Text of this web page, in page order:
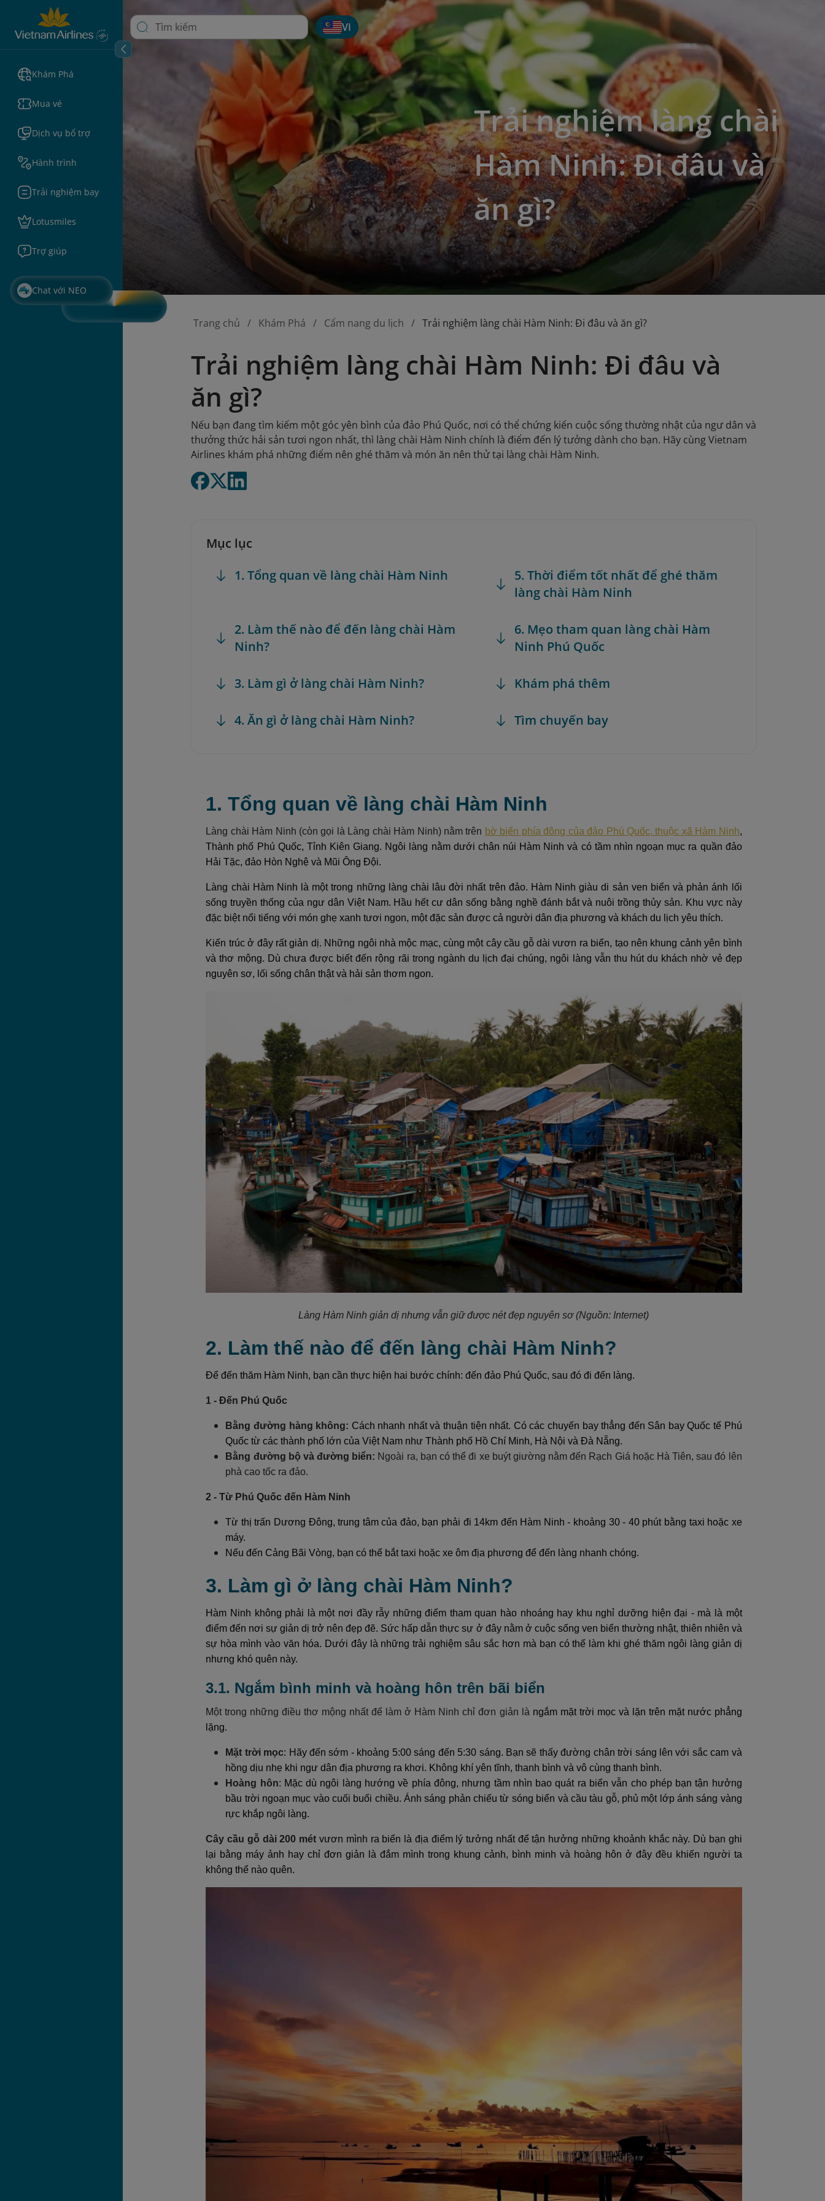
Khám Phá
Mua vé
Dịch vụ bổ trợ
Hành trình
Trải nghiệm bay
Lotusmiles
Trợ giúp
Chat với NEO
VI
Trải nghiệm làng chài
Hàm Ninh: Đi đâu và
ăn gì?
Trang chủ Khám Phá Cẩm nang du lịch Trải nghiệm làng chài Hàm Ninh: Đi đâu và ăn gì?
Trải nghiệm làng chài Hàm Ninh: Đi đâu và
ăn gì?
Nếu bạn đang tìm kiếm một góc yên bình của đảo Phú Quốc, nơi có thể chứng kiến cuộc sống thường nhật của ngư dân và
thưởng thức hải sản tươi ngon nhất, thì làng chài Hàm Ninh chính là điểm đến lý tưởng dành cho bạn. Hãy cùng Vietnam
Airlines khám phá những điểm nên ghé thăm và món ăn nên thử tại làng chài Hàm Ninh.
Mục lục
1. Tổng quan về làng chài Hàm Ninh
2. Làm thế nào để đến làng chài Hàm
Ninh?
3. Làm gì ở làng chài Hàm Ninh?
4. Ăn gì ở làng chài Hàm Ninh?
5. Thời điểm tốt nhất để ghé thăm
làng chài Hàm Ninh
6. Mẹo tham quan làng chài Hàm
Ninh Phú Quốc
Khám phá thêm
Tìm chuyến bay
1. Tổng quan về làng chài Hàm Ninh
Làng chài Hàm Ninh (còn gọi là Làng chài Hàm Ninh) nằm trên bờ biển phía đông của đảo Phú Quốc, thuộc xã Hàm Ninh,
Thành phố Phú Quốc, Tỉnh Kiên Giang. Ngôi làng nằm dưới chân núi Hàm Ninh và có tầm nhìn ngoạn mục ra quần đảo
Hải Tặc, đảo Hòn Nghệ và Mũi Ông Đội.
Làng chài Hàm Ninh là một trong những làng chài lâu đời nhất trên đảo. Hàm Ninh giàu di sản ven biển và phản ánh lối
sống truyền thống của ngư dân Việt Nam. Hầu hết cư dân sống bằng nghề đánh bắt và nuôi trồng thủy sản. Khu vực này
đặc biệt nổi tiếng với món ghẹ xanh tươi ngon, một đặc sản được cả người dân địa phương và khách du lịch yêu thích.
Kiến trúc ở đây rất giản dị. Những ngôi nhà mộc mạc, cùng một cây cầu gỗ dài vươn ra biển, tạo nên khung cảnh yên bình
và thơ mộng. Dù chưa được biết đến rộng rãi trong ngành du lịch đại chúng, ngôi làng vẫn thu hút du khách nhờ vẻ đẹp
nguyên sơ, lối sống chân thật và hải sản thơm ngon.
Làng Hàm Ninh giản dị nhưng vẫn giữ được nét đẹp nguyên sơ (Nguồn: Internet)
2. Làm thế nào để đến làng chài Hàm Ninh?
Để đến thăm Hàm Ninh, bạn cần thực hiện hai bước chính: đến đảo Phú Quốc, sau đó đi đến làng.
1 - Đến Phú Quốc
Bằng đường hàng không: Cách nhanh nhất và thuận tiện nhất. Có các chuyến bay thẳng đến Sân bay Quốc tế Phú
Quốc từ các thành phố lớn của Việt Nam như Thành phố Hồ Chí Minh, Hà Nội và Đà Nẵng.
Bằng đường bộ và đường biển: Ngoài ra, bạn có thể đi xe buýt giường nằm đến Rạch Giá hoặc Hà Tiên, sau đó lên
phà cao tốc ra đảo.
2 - Từ Phú Quốc đến Hàm Ninh
Từ thị trấn Dương Đông, trung tâm của đảo, bạn phải đi 14km đến Hàm Ninh - khoảng 30 - 40 phút bằng taxi hoặc xe
máy.
Nếu đến Cảng Bãi Vòng, bạn có thể bắt taxi hoặc xe ôm địa phương để đến làng nhanh chóng.
3. Làm gì ở làng chài Hàm Ninh?
Hàm Ninh không phải là một nơi đầy rẫy những điểm tham quan hào nhoáng hay khu nghỉ dưỡng hiện đại - mà là một
điểm đến nơi sự giản dị trở nên đẹp đẽ. Sức hấp dẫn thực sự ở đây nằm ở cuộc sống ven biển thường nhật, thiên nhiên và
sự hòa mình vào văn hóa. Dưới đây là những trải nghiệm sâu sắc hơn mà bạn có thể làm khi ghé thăm ngôi làng giản dị
nhưng khó quên này.
3.1. Ngắm bình minh và hoàng hôn trên bãi biển
Một trong những điều thơ mộng nhất để làm ở Hàm Ninh chỉ đơn giản là ngắm mặt trời mọc và lặn trên mặt nước phẳng
lặng.
Mặt trời mọc: Hãy đến sớm - khoảng 5:00 sáng đến 5:30 sáng. Bạn sẽ thấy đường chân trời sáng lên với sắc cam và
hồng dịu nhẹ khi ngư dân địa phương ra khơi. Không khí yên tĩnh, thanh bình và vô cùng thanh bình.
Hoàng hôn: Mặc dù ngôi làng hướng về phía đông, nhưng tầm nhìn bao quát ra biển vẫn cho phép bạn tận hưởng
bầu trời ngoạn mục vào cuối buổi chiều. Ánh sáng phản chiếu từ sóng biển và cầu tàu gỗ, phủ một lớp ánh sáng vàng
rực khắp ngôi làng.
Cây cầu gỗ dài 200 mét vươn mình ra biển là địa điểm lý tưởng nhất để tận hưởng những khoảnh khắc này. Dù bạn ghi
lại bằng máy ảnh hay chỉ đơn giản là đắm mình trong khung cảnh, bình minh và hoàng hôn ở đây đều khiến người ta
không thể nào quên.